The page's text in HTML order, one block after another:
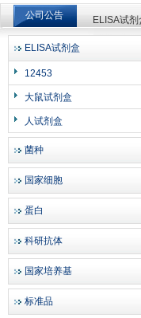
上海邦景实业有限公司
公司公告 ELISA试
ELISA试剂
ELISA试剂盒
12453
大鼠试剂盒
人试剂盒
菌种
国家细胞
蛋白
科研抗体
国家培养基
标准品